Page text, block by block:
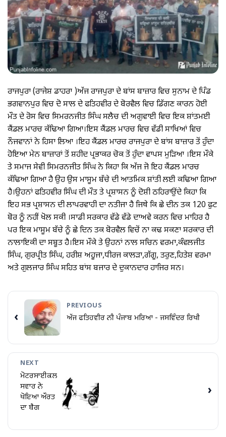
ਰਾਜਪੁਰਾ (ਰਾਜੇਸ਼ ਡਾਹਰਾ )ਅੱਜ ਰਾਜਪੁਰਾ ਦੇ ਬਾਂਸ ਬਾਜ਼ਾਰ ਵਿਚ ਸੁਨਾਮ ਦੇ ਪਿੰਡ
ਭਗਵਾਨਪੁਰ ਵਿਚ ਦੋ ਸਾਲ ਦੇ ਫਤਿਹਵੀਰ ਦੇ ਬੋਰਵੈਲ ਵਿਚ ਡਿੱਗਣ ਕਾਰਨ ਹੋਈ
ਮੌਤ ਦੇ ਰੋਸ ਵਿਚ ਸਿਮਰਨਜੀਤ ਸਿੰਘ ਸਲੈਚ ਦੀ ਅਗੁਵਾਈ ਵਿਚ ਇਕ ਸ਼ਾਂਤਮਈ
ਕੈਂਡਲ ਮਾਰਚ ਕੱਢਿਆ ਗਿਆ।ਇਸ ਕੈਂਡਲ ਮਾਰਚ ਵਿਚ ਵੱਡੀ ਸਾਖਿਆਂ ਵਿਚ
ਨੌਜਵਾਨਾਂ ਨੇ ਹਿਸਾ ਲਿਆ ।ਇਹ ਕੈਂਡਲ ਮਾਰਚ ਰਾਜਪੁਰਾ ਦੇ ਬਾਂਸ ਬਾਜ਼ਾਰ ਤੋਂ ਹੁੰਦਾ
ਹੋਇਆ ਮੇਨ ਬਾਜ਼ਾਰਾਂ ਤੋਂ ਸ਼ਹੀਦ ਪ੍ਰਭਾਕਰ ਚੋਕ ਤੋਂ ਹੁੰਦਾ ਵਾਪਸ ਮੁੜਿਆ ।ਇਸ ਮੌਕੇ
ਤੇ ਸਮਾਜ ਸੇਵੀ ਸਿਮਰਨਜੀਤ ਸਿੰਘ ਨੇ ਕਿਹਾ ਕਿ ਅੱਜ ਜੋ ਇਹ ਕੈਂਡਲ ਮਾਰਚ
ਕੱਢਿਆ ਗਿਆ ਹੈ ਉਹ ਉਸ ਮਾਸੂਮ ਬੱਚੇ ਦੀ ਆਤਮਿਕ ਸ਼ਾਂਤੀ ਲਈ ਕਢਿਆ ਗਿਆ
ਹੈ।ਉਹਨਾਂ ਫਤਿਹਵੀਰ ਸਿੰਘ ਦੀ ਮੌਤ ਤੇ ਪ੍ਰਸ਼ਾਸਨ ਨੂੰ ਦੋਸ਼ੀ ਠਹਿਰਾਉਂਦੇ ਕਿਹਾ ਕਿ
ਇਹ ਸਭ ਪ੍ਰਸ਼ਾਸਨ ਦੀ ਲਾਪਰਵਾਹੀ ਦਾ ਨਤੀਜਾ ਹੈ ਜਿਥੇ ਕਿ ਛੇ ਦੀਨ ਤਕ 120 ਫੁਟ
ਬੋਰ ਨੂੰ ਨਹੀਂ ਖੋਲ ਸਕੀ ।ਸਾਡੀ ਸਰਕਾਰ ਵੱਡੇ ਵੱਡੇ ਦਾਅਵੇ ਕਰਨ ਵਿਚ ਮਾਹਿਰ ਹੈ
ਪਰ ਇਕ ਮਾਸੂਮ ਬੱਚੇ ਨੂੰ ਛੇ ਦਿਨ ਤਕ ਬੋਰਵੈਲ ਵਿਚੋਂ ਨਾ ਕਢ ਸਕਣਾ ਸਰਕਾਰ ਦੀ
ਨਾਲਾਇਕੀ ਦਾ ਸਬੂਤ ਹੈ।ਇਸ ਮੌਕੇ ਤੇ ਉਹਨਾਂ ਨਾਲ ਸਚਿਨ ਵਰਮਾ,ਕੰਵਲਜੀਤ
ਸਿੰਘ, ਗੁਰਪ੍ਰੀਤ ਸਿੰਘ, ਹਰੀਸ਼ ਅਹੂਜਾ,ਧੀਰਜ ਕਾਲੜਾ,ਗੱਗੂ, ਤਰੁਣ,ਹਿਤੇਸ਼ ਵਰਮਾ
ਅਤੇ ਗੁਲਜਾਰ ਸਿੰਘ ਸਹਿਤ ਬਾਂਸ ਬਜਾਰ ਦੇ ਦੁਕਾਨਦਾਰ ਹਾਜਿਰ ਸਨ।
‹
PREVIOUS
ਅੱਜ ਫਤਿਹਵੀਰ ਨੀ ਪੰਜਾਬ ਮਰਿਆ - ਜਸਵਿੰਦਰ ਰਿਖੀ
NEXT
ਮੋਟਰਸਾਈਕਲ
ਸਵਾਰ ਨੇ
ਖੋਇਆ ਔਰਤ
ਦਾ ਬੈਗ
›